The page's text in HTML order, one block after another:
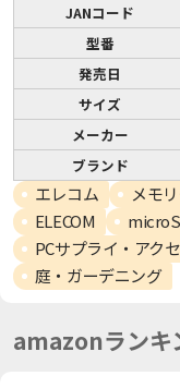
JANコード
型番
発売日
サイズ
メーカー
ブランド
エレコム メモ
ELECOM
PCサプライ・アク
庭・ガーデニング
amazonランキ